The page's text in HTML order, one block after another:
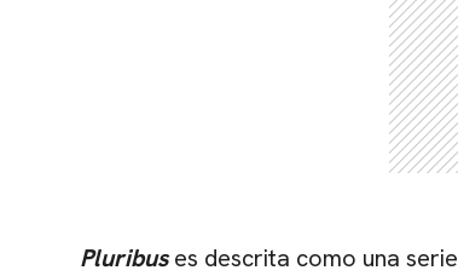
Pluribus es descrita como una